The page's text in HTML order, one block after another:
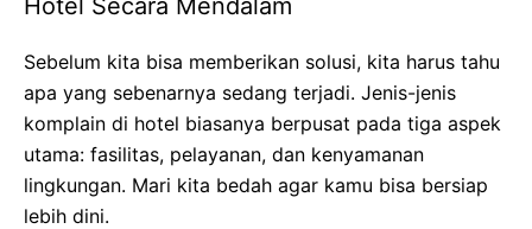
Hotel Secara Mendalam
Sebelum kita bisa memberikan solusi, kita harus tahu
apa yang sebenarnya sedang terjadi. Jenis-jenis
komplain di hotel biasanya berpusat pada tiga aspek
utama: fasilitas, pelayanan, dan kenyamanan
lingkungan. Mari kita bedah agar kamu bisa bersiap
lebih dini.